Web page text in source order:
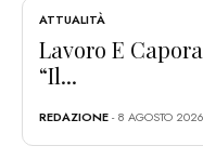
ATTUALITÀ
Lavoro E
“Il...
REDAZIONE- 8 AGOSTO 2026